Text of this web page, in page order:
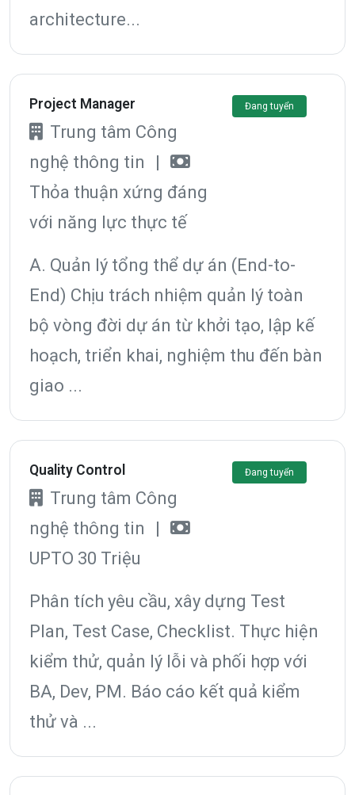
architecture...
Project Manager
Trung tâm Công
nghệ thông tin
|
Thỏa thuận xứng đáng
với năng lực thực tế
Đang tuyển
A. Quản lý tổng thể dự án (End-to-
End) Chịu trách nhiệm quản lý toàn
bộ vòng đời dự án từ khởi tạo, lập kế
hoạch, triển khai, nghiệm thu đến bàn
giao ...
Quality Control
Trung tâm Công
nghệ thông tin
|
UPTO 30 Triệu
Đang tuyển
Phân tích yêu cầu, xây dựng Test
Plan, Test Case, Checklist. Thực hiện
kiểm thử, quản lý lỗi và phối hợp với
BA, Dev, PM. Báo cáo kết quả kiểm
thử và ...